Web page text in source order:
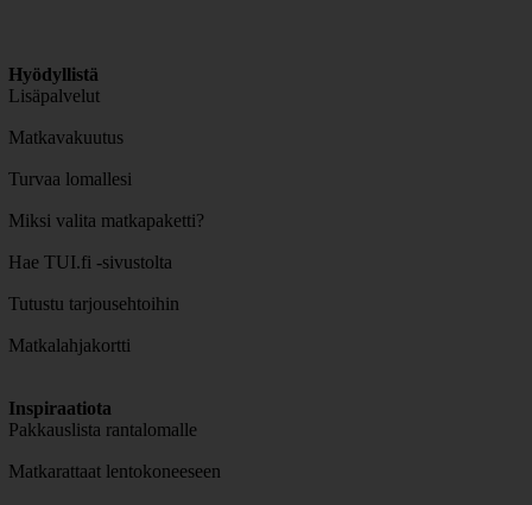
Hyödyllistä
Lisäpalvelut
Matkavakuutus
Turvaa lomallesi
Miksi valita matkapaketti?
Hae TUI.fi -sivustolta
Tutustu tarjousehtoihin
Matkalahjakortti
Inspiraatiota
Pakkauslista rantalomalle
Matkarattaat lentokoneeseen